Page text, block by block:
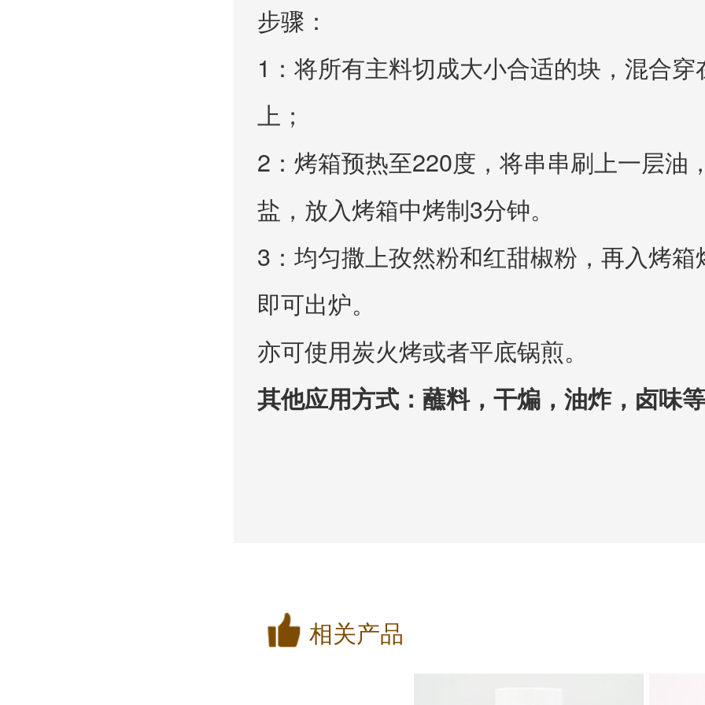
步骤：
1：将所有主料切成大小合适的块，混合穿
上；
2：烤箱预热至220度，将串串刷上一层油
盐，放入烤箱中烤制3分钟。
3：均匀撒上孜然粉和红甜椒粉，再入烤箱
即可出炉。
亦可使用炭火烤或者平底锅煎。
其他应用方式：蘸料，干煸，油炸，卤味
相关产品